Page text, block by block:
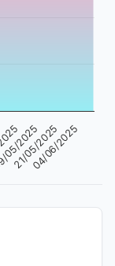
2025
21/05/2025
04/06/2025